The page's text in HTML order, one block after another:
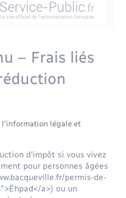
de l’espace
– Frais liés
légale et
d'impôt si vous vivez
pour personnes âgées
permis-de-
a>) ou un